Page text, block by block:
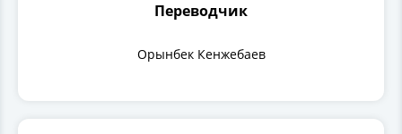
Переводчик
Орынбек Кенжебаев